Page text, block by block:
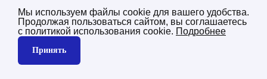
SEO-продвижение сайта
AI SEO нейросетей (GEO)
Контекстная реклама
Техническая поддержка
Синхронизация с 1С
Мы используем файлы cookie для вашего удобства.
Продолжая пользоваться сайтом, вы соглашаетесь
с политикой использования cookie. Подробнее
Принять